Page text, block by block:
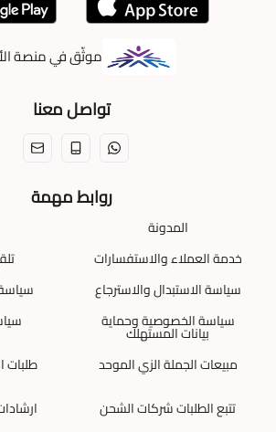
موثّق في منصة
تواصل معنا
روابط مهمة
المدونة
خدمة العملاء والاستفسارات
سياسة الاستبدال والاسترجاع
سياسة الخصوصية وحماية
بيانات المستهلك
مبيعات الجملة الزي الموحد
طلبات
تتبع الطلبات شركات الشحن